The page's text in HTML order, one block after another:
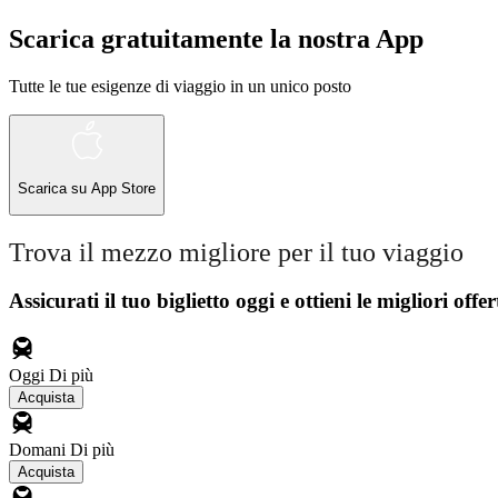
Scarica gratuitamente la nostra App
Tutte le tue esigenze di viaggio in un unico posto
Scarica su App Store
Trova il mezzo migliore per il tuo viaggio
Assicurati il ​​tuo biglietto oggi e ottieni le migliori
Oggi Di più
Acquista
Domani Di più
Acquista